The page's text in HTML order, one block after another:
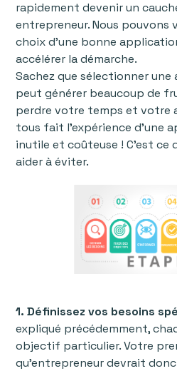
rapidement devenir un
entrepreneur. Nous pouvons
choix d’une bonne
accélérer la démarche.
Sachez que sélectionner
peut générer beaucoup de
perdre votre temps et votre
tous fait l’expérience d’une
inutile et coûteuse ! C'est ce
aider à éviter.
1. Définissez vos besoins
expliqué précédemment,
objectif particulier. Votre
qu'entrepreneur devrait